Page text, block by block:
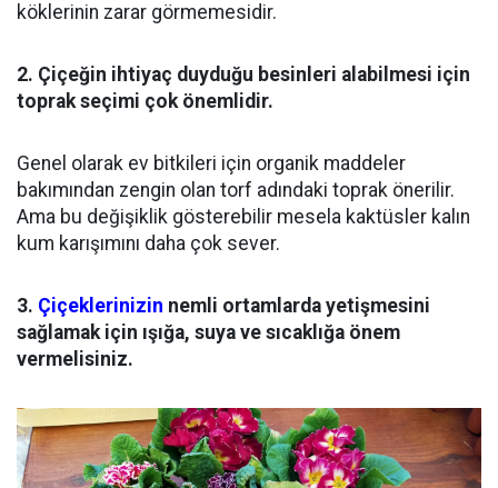
köklerinin zarar görmemesidir.
2. Çiçeğin ihtiyaç duyduğu besinleri alabilmesi için
toprak seçimi çok önemlidir.
Genel olarak ev bitkileri için organik maddeler
bakımından zengin olan torf adındaki toprak önerilir.
Ama bu değişiklik gösterebilir mesela kaktüsler kalın
kum karışımını daha çok sever.
3. Çiçeklerinizin nemli ortamlarda yetişmesini
sağlamak için ışığa, suya ve sıcaklığa önem
vermelisiniz.